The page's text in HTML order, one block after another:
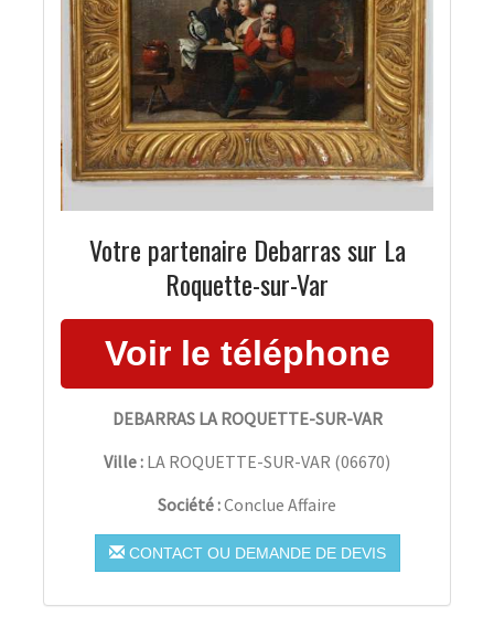
Votre partenaire Debarras sur La
Roquette-sur-Var
DEBARRAS LA ROQUETTE-SUR-VAR
Ville : LA ROQUETTE-SUR-VAR (06670)
Société :Conclue Affaire
CONTACT OU DEMANDE DE DEVIS